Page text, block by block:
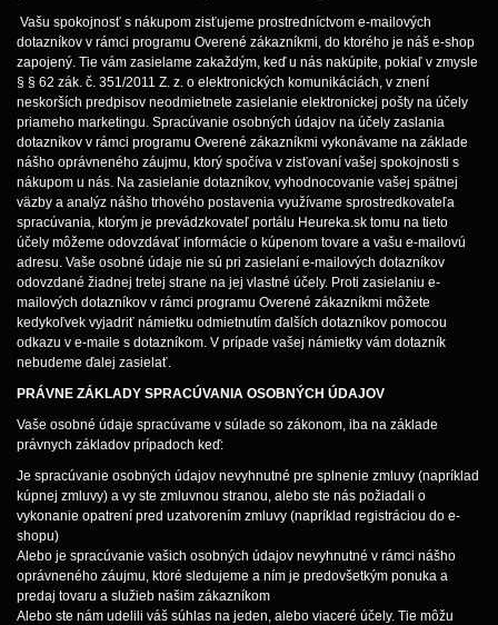
Vašu spokojnosť s nákupom zisťujeme prostredníctvom e-mailových
dotazníkov v rámci programu Overené zákazníkmi, do ktorého je náš e-shop
zapojený. Tie vám zasielame zakaždým, keď u nás nakúpite, pokiaľ v zmysle
§ § 62 zák. č. 351/2011 Z. z. o elektronických komunikáciách, v znení
neskorších predpisov neodmietnete zasielanie elektronickej pošty na účely
priameho marketingu. Spracúvanie osobných údajov na účely zaslania
dotazníkov v rámci programu Overené zákazníkmi vykonávame na základe
nášho oprávneného záujmu, ktorý spočíva v zisťovaní vašej spokojnosti s
nákupom u nás. Na zasielanie dotazníkov, vyhodnocovanie vašej spätnej
väzby a analýz nášho trhového postavenia využívame sprostredkovateľa
spracúvania, ktorým je prevádzkovateľ portálu Heureka.sk tomu na tieto
účely môžeme odovzdávať informácie o kúpenom tovare a vašu e-mailovú
adresu. Vaše osobné údaje nie sú pri zasielaní e-mailových dotazníkov
odovzdané žiadnej tretej strane na jej vlastné účely. Proti zasielaniu e-
mailových dotazníkov v rámci programu Overené zákazníkmi môžete
kedykoľvek vyjadriť námietku odmietnutím ďalších dotazníkov pomocou
odkazu v e-maile s dotazníkom. V prípade vašej námietky vám dotazník
nebudeme ďalej zasielať.
PRÁVNE ZÁKLADY SPRACÚVANIA OSOBNÝCH ÚDAJOV
Vaše osobné údaje spracúvame v súlade so zákonom, iba na základe
právnych základov prípadoch keď:
Je spracúvanie osobných údajov nevyhnutné pre splnenie zmluvy (napríklad
kúpnej zmluvy) a vy ste zmluvnou stranou, alebo ste nás požiadali o
vykonanie opatrení pred uzatvorením zmluvy (napríklad registráciou do e-
shopu)
Alebo je spracúvanie vašich osobných údajov nevyhnutné v rámci nášho
oprávneného záujmu, ktoré sledujeme a ním je predovšetkým ponuka a
predaj tovaru a služieb našim zákazníkom
Alebo ste nám udelili váš súhlas na jeden, alebo viaceré účely. Tie môžu